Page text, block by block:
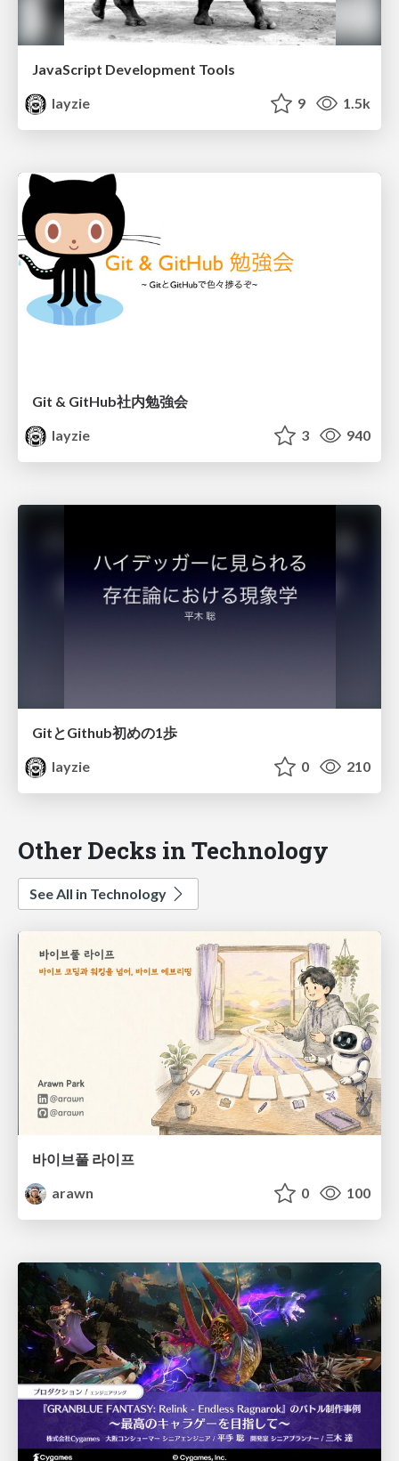
JavaScript Development Tools
layzie
9 1.5k
Git & GitHub社内勉強会
layzie
3 940
GitとGithub初めの1歩
layzie
0 210
Other Decks in Technology
See All in Technology
바이브풀 라이프
arawn
0 100